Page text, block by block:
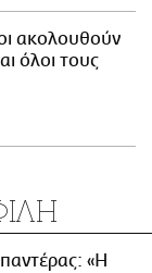
ακολουθούν
όλοι τους
«Η